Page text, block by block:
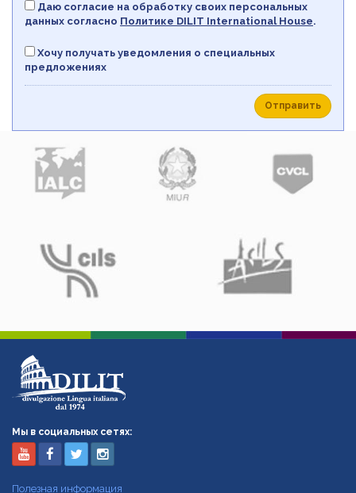
Даю согласие на обработку своих персональных
данных согласно Политикe DILIT International House.
Хочу получать уведомления о специальных
предложениях
Отправить
Мы в социальных сетях:
Полезная информация